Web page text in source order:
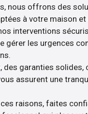
nous offrons des
à votre maison
interventions
gérer les urgences
des garanties solides,
assurent une
raisons, faites